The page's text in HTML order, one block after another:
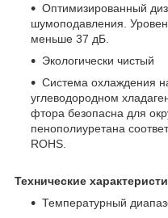
Оптимизированный
шумоподавления.
меньше 37 дБ.
Экологически чистый
Система охлаждения
углеводородном
фтора безопасна для
пенополиуретана
ROHS.
Технические
Температурный